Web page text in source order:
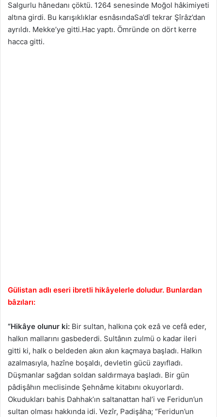
Salgurlu hânedanı çöktü. 1264 senesinde Moğol hâkimiyeti
altına girdi. Bu karışıklıklar esnâsındaSa’dî tekrar Şîrâz’dan
ayrıldı. Mekke’ye gitti.Hac yaptı. Ömründe on dört kerre
hacca gitti.
Gülistan adlı eseri ibretli hikâyelerle doludur. Bunlardan
bâzıları:
“Hikâye olunur ki: Bir sultan, halkına çok ezâ ve cefâ eder,
halkın mallarını gasbederdi. Sultânın zulmü o kadar ileri
gitti ki, halk o beldeden akın akın kaçmaya başladı. Halkın
azalmasıyla, hazîne boşaldı, devletin gücü zayıfladı.
Düşmanlar sağdan soldan saldırmaya başladı. Bir gün
pâdişâhın meclisinde Şehnâme kitabını okuyorlardı.
Okudukları bahis Dahhak’ın saltanattan hal’i ve Feridun’un
sultan olması hakkında idi. Vezîr, Padişâha; “Feridun’un